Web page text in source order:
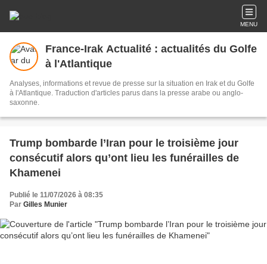
MENU
France-Irak Actualité : actualités du Golfe
à l'Atlantique
Analyses, informations et revue de presse sur la situation en Irak et du Golfe
à l'Atlantique. Traduction d'articles parus dans la presse arabe ou anglo-
saxonne.
Trump bombarde l’Iran pour le troisième jour
consécutif alors qu’ont lieu les funérailles de
Khamenei
Publié le 11/07/2026 à 08:35
Par Gilles Munier